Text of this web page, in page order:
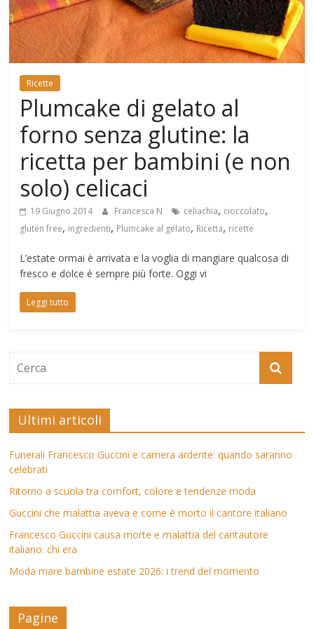
Mondo
Ricette
Plumcake di gelato al
forno senza glutine: la
ricetta per bambini (e non
solo) celicaci
19 Giugno 2014 Francesca N celiachia, cioccolato,
gluten free, ingredienti, Plumcake al gelato, Ricetta, ricette
L’estate ormai è arrivata e la voglia di mangiare qualcosa di
fresco e dolce è sempre più forte. Oggi vi
Leggi tutto
Ultimi articoli
Funerali Francesco Guccini e camera ardente: quando saranno
celebrati
Ritorno a scuola tra comfort, colore e tendenze moda
Guccini che malattia aveva e come è morto il cantore italiano
Francesco Guccini causa morte e malattia del cantautore
italiano: chi era
Moda mare bambine estate 2026: i trend del momento
Pagine